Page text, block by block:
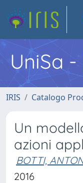
UniSa -
IRIS Catalogo
Un
azioni
BOTTI,
2016